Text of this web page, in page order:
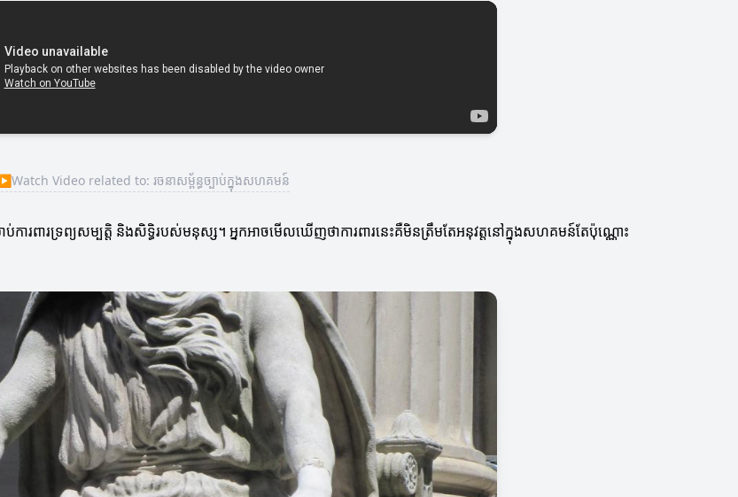
Watch Video related to: រចនាសម្ព័ន្ធច្បាប់ក្នុងសហគមន៍
ការពារទ្រព្យសម្បត្តិ និងសិទ្ធិរបស់មនុស្ស។ អ្នកអាចមើលឃើញថាការពារនេះគឺមិនត្រឹមតែអនុវត្តនៅក្នុងសហគមន៍តែប៉ុណ្ណោះ